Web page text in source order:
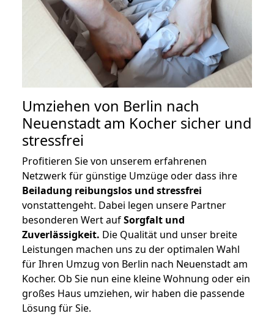
Umziehen von Berlin nach
Neuenstadt am Kocher sicher und
stressfrei
Profitieren Sie von unserem erfahrenen
Netzwerk für günstige Umzüge oder dass ihre
Beiladung reibungslos und stressfrei
vonstattengeht. Dabei legen unsere Partner
besonderen Wert aufSorgfalt und
Zuverlässigkeit. Die Qualität und unser breite
Leistungen machen uns zu der optimalen Wahl
für Ihren Umzug von Berlin nach Neuenstadt am
Kocher. Ob Sie nun eine kleine Wohnung oder ein
großes Haus umziehen, wir haben die passende
Lösung für Sie.